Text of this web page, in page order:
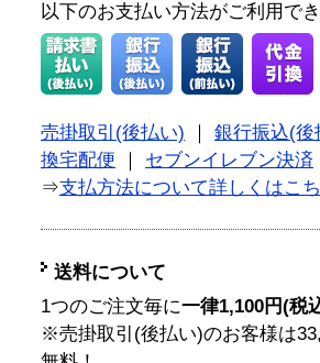
以下のお支払い方法がご利用で
売掛取引(後払い)
銀行振込(後
換宅配便
セブンイレブン決済
⇒支払方法について詳しくはこ
送料について
1つのご注文毎に一律1,100円(税
※売掛取引(後払い)のお客様は